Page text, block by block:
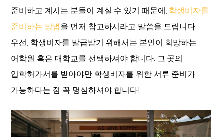
준비하고 계시는 분들이 계실 수 있기 때문에, 학생비자를
준비하는 방법을 먼저 참고하시라고 말씀을 드립니다.
우선, 학생비자를 발급받기 위해서는 본인이 희망하는
어학원 혹은 대학교를 선택하셔야 합니다. 그 곳의
입학허가서를 받아야만 학생비자를 위한 서류 준비가
가능하다는 점 꼭 명심하셔야 합니다!